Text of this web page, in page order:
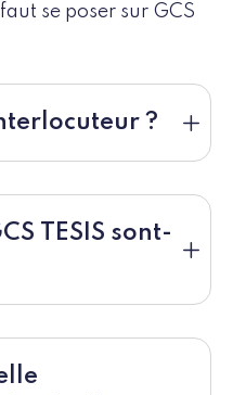
se poser sur GCS
?
TESIS sont-